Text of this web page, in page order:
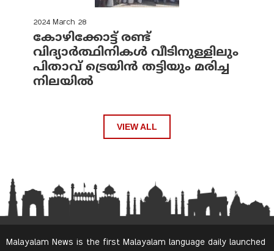
2024 March 28
കോഴിക്കോട്ട് രണ്ട്
വിദ്യാർത്ഥിനികൾ വീടിനുള്ളിലും
പിതാവ് ട്രെയിൻ തട്ടിയും മരിച്ച
നിലയിൽ
VIEW ALL
Malayalam News is the first Malayalam language daily launched